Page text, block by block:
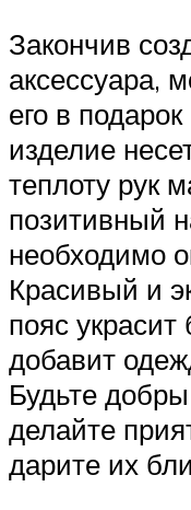
Закончив
аксессуара,
его в
изделие
теплоту рук
позитивный
необходимо
Красивый и
пояс
добавит
Будьте добры
делайте
дарите их